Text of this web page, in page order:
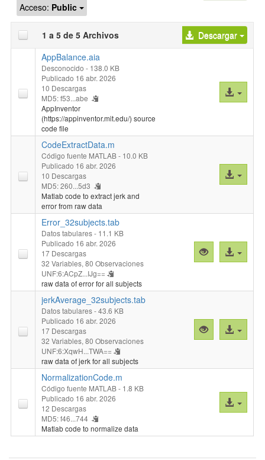
Acceso: Public
1 a 5 de 5 Archivos
Descargar
AppBalance.aia
Desconocido - 138.0 KB
Publicado 16 abr. 2026
10 Descargas
MD5: f53...abe
AppInventor
(https://appinventor.mit.edu/) source
code file
Acceso
al
CodeExtractData.m
Código fuente MATLAB- 10.0 KB
Publicado 16 abr. 2026
10 Descargas
MD5: 260...5d3
Matlab code to extract jerk and
error from raw data
Acceso
al
Error_32subjects.tab
Datos tabulares- 11.1 KB
Publicado 16 abr. 2026
17 Descargas
32 Variables, 80 Observaciones
UNF:6:ACpZ...IJg==
raw data of error for all subjects
Vista
previa
Acceso
al
jerkAverage_32subjects.tab
Datos tabulares- 43.6 KB
Publicado 16 abr. 2026
17 Descargas
32 Variables, 80 Observaciones
UNF:6:XqwH...TWA==
raw data of jerk for all subjects
Vista
previa
Acceso
al
NormalizationCode.m
Código fuente MATLAB- 1.8 KB
Publicado 16 abr. 2026
12 Descargas
MD5: f46...744
Matlab code to normalize data
Acceso
al